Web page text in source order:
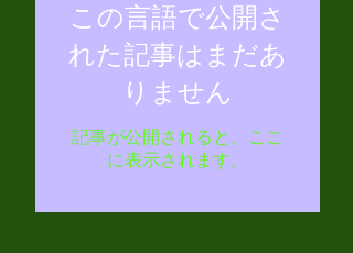
この言語で公開さ
れた記事はまだあ
りません
記事が公開されると、ここ
に表示されます。